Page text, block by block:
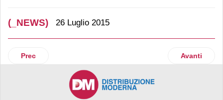
(_NEWS) 26 Luglio 2015
Articolo precedente: San Carlo incorona la vincitrice del
Prec Articolo
Avanti